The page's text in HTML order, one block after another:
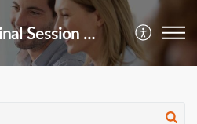
Terminal Session Help Center